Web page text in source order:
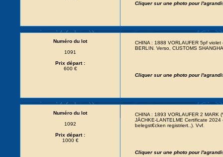
Cliquer sur une photo pour
Numéro du lot
1091
Prix départ :
600 €
CHINA : 1888 VORLAUFER 5pf
BERLIN. Verso, CUSTOMS
Cliquer sur une photo pour
Numéro du lot
1092
Prix départ :
1000 €
CHINA : 1893 VORLAUFER 2 MARK
JÄCHKE-LANTELME Certificate
belegst€cken registriert..). Vvf.
Cliquer sur une photo pour